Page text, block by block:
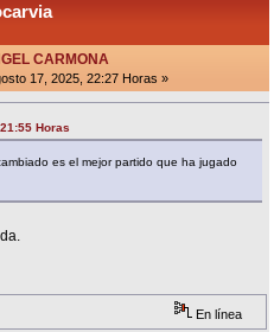
CARMONA
17, 2025, 22:27 Horas »
Horas
es el mejor partido que ha jugado
En línea